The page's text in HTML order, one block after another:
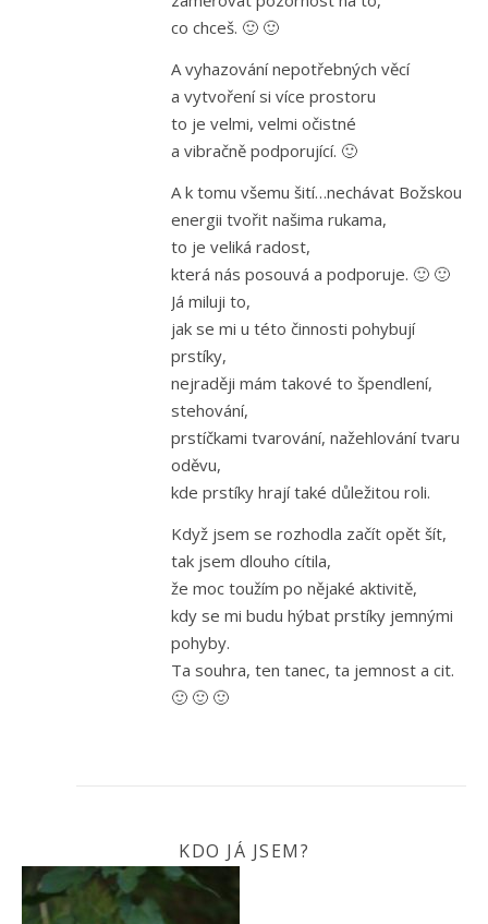
co chceš. 🙂 🙂
A vyhazování nepotřebných věcí
a vytvoření si více prostoru
to je velmi, velmi očistné
a vibračně podporující. 🙂
A k tomu všemu šití…nechávat Božskou
energii tvořit našima rukama,
to je veliká radost,
která nás posouvá a podporuje. 🙂 🙂
Já miluji to,
jak se mi u této činnosti pohybují
prstíky,
nejraději mám takové to špendlení,
stehování,
prstíčkami tvarování, nažehlování tvaru
oděvu,
kde prstíky hrají také důležitou roli.
Když jsem se rozhodla začít opět šít,
tak jsem dlouho cítila,
že moc toužím po nějaké aktivitě,
kdy se mi budu hýbat prstíky jemnými
pohyby.
Ta souhra, ten tanec, ta jemnost a cit.
🙂 🙂 🙂
KDO JÁ JSEM?